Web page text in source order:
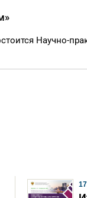
Научно-